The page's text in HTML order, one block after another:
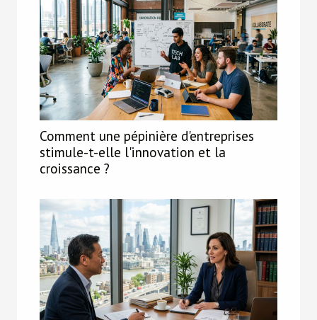
Comment une pépinière d'entreprises
stimule-t-elle l'innovation et la
croissance ?